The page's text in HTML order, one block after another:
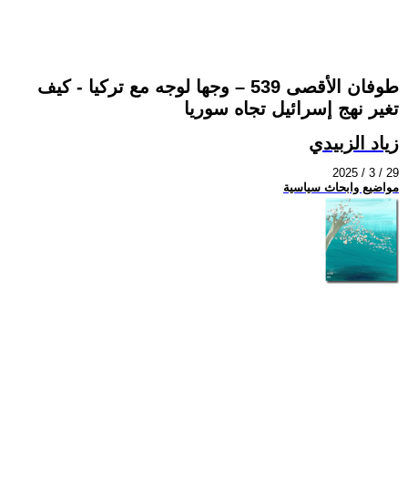
طوفان الأقصى 539 – وجها لوجه مع تركيا - كيف
تغير نهج إسرائيل تجاه سوريا
زياد الزبيدي
2025 / 3 / 29
مواضيع وابحاث سياسية